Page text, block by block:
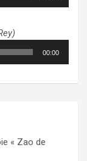
00:00
« Zao de